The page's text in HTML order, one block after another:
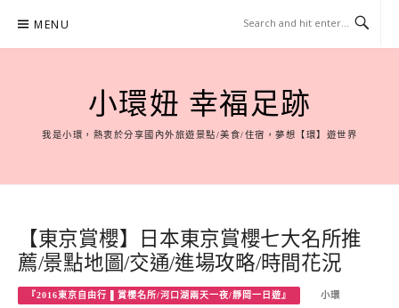
content
MENU
小環妞 幸福足跡
我是小環，熱衷於分享國內外旅遊景點/美食/住宿，夢想【環】遊世界
【東京賞櫻】日本東京賞櫻七大名所推
薦/景點地圖/交通/進場攻略/時間花況
『2016東京自由行 ▌賞櫻名所/河口湖兩天一夜/靜岡一日遊』
小環